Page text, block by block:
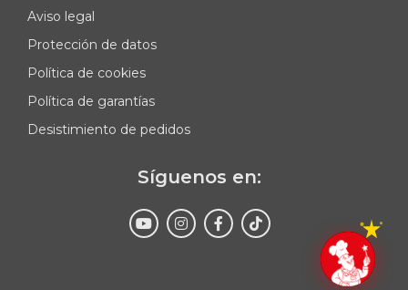
Aviso legal
Protección de datos
Política de cookies
Política de garantías
Desistimiento de pedidos
Síguenos en: